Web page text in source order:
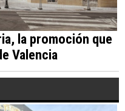
la promoción que
Valencia